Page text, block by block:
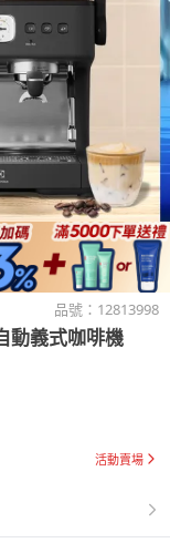
品號： 12813998
動義式咖啡機
活動賣場